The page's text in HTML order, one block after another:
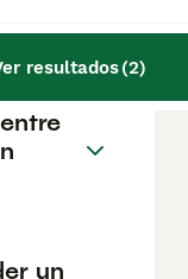
resultados(2)
un